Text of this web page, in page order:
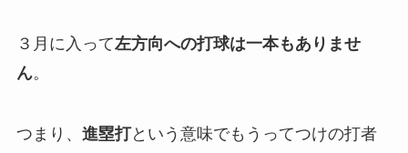
３月に入って左方向への打球は一本もありませ
ん。
つまり、 進塁打という意味でもうってつけの打者